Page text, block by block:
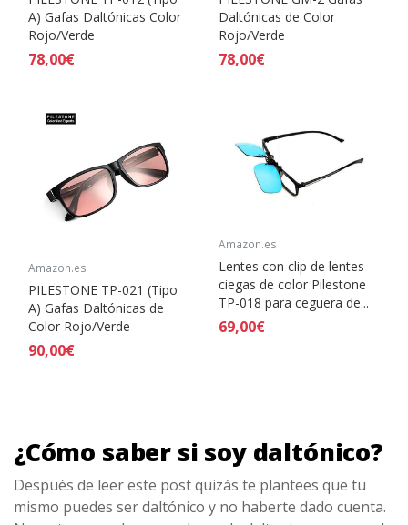
A) Gafas Daltónicas Color
Rojo/Verde
78,00€
Daltónicas de Color
Rojo/Verde
78,00€
Amazon.es
PILESTONE TP-021 (Tipo
A) Gafas Daltónicas de
Color Rojo/Verde
90,00€
Amazon.es
Lentes con clip de lentes
ciegas de color Pilestone
TP-018 para ceguera de...
69,00€
¿Cómo saber si soy daltónico?
Después de leer este post quizás te plantees que tu
mismo puedes ser daltónico y no haberte dado cuenta.